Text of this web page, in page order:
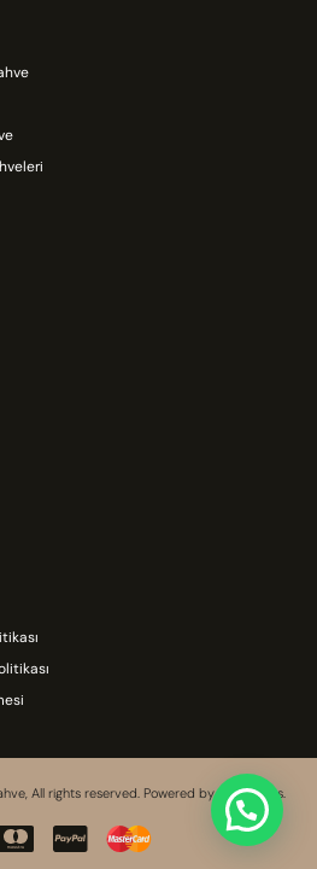
All rights reserved. Powered by Contrajans.